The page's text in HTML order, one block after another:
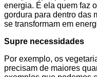
energia. É ela quem faz
gordura para dentro das
se transformam em
Supre necessidades
Por exemplo, os
precisam de maiores